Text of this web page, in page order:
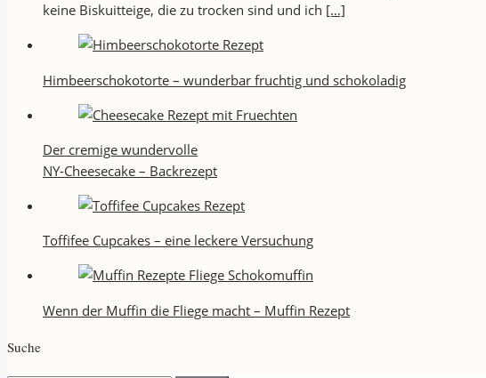
keine Biskuitteige, die zu trocken sind und ich […]
Himbeerschokotorte – wunderbar fruchtig und schokoladig
Der cremige wundervolle
NY-Cheesecake – Backrezept
Toffifee Cupcakes – eine leckere Versuchung
Wenn der Muffin die Fliege macht – Muffin Rezept
Suche